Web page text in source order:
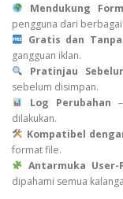
Mendukung
pengguna dari
Gratis dan
gangguan iklan.
Pratinjau
sebelum disimpan.
Log Perubahan
dilakukan.
Kompatibel
format file.
Antarmuka User-
dipahami semua